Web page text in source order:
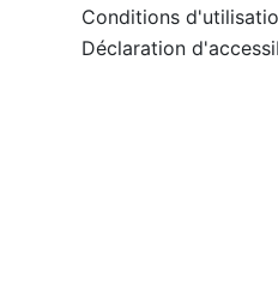
Conditions
Déclaration